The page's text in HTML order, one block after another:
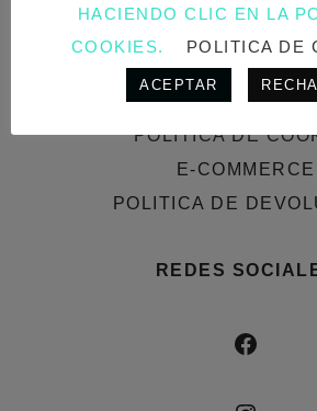
AVISO LEGAL
POLÍTICA DE
POLÍTICA DE
E-COMMERCE
POLITICA DE
REDES
HACIENDO CLIC EN LA
COOKIES.
POLITICA DE
ACEPTAR